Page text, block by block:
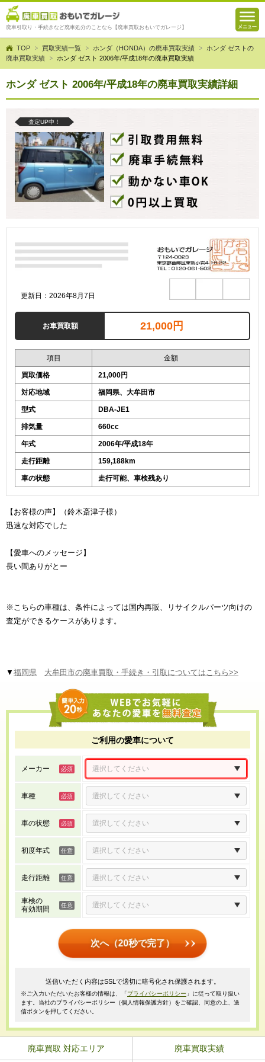
廃車引取り・手続きなど廃車処分のことなら【廃車買取おもいでガレージ】
TOP 買取実績一覧 ホンダ（HONDA）の廃車買取実績
ホンダ ゼストの
廃車買取実績
ホンダ ゼスト 2006年/平成18年の廃車買取実績
ホンダ ゼスト 2006年/平成18年の廃車買取実績詳細
査定UP中！
更新日：2026年8月7日
お車買取額 21,000円
項目 金額
買取価格 21,000円
対応地域 福岡県、大牟田市
型式 DBA-JE1
排気量 660cc
年式 2006年/平成18年
走行距離 159,188km
車の状態 走行可能、車検残あり
【お客様の声】（鈴木斎津子様）
迅速な対応でした
【愛車へのメッセージ】
長い間ありがとー
※こちらの車種は、条件によっては国内再販、リサイクルパーツ向けの
査定ができるケースがあります。
▼ 福岡県 大牟田市の廃車買取・手続き・引取についてはこちら>>
ご利用の愛車について
メーカー
車種
車の状態
初度年式
走行距離
車検の
有効期間
次へ（20秒で完了）
送信いただく内容はSSLで適切に暗号化され保護されます。
※ご入力いただいたお客様の情報は、「 プライバシーポリシー 」に従って取り扱い
ます。当社のプライバシーポリシー（個人情報保護方針）をご確認、同意の上、送
信ボタンを押してください。
廃車買取 対応エリア 廃車買取実績